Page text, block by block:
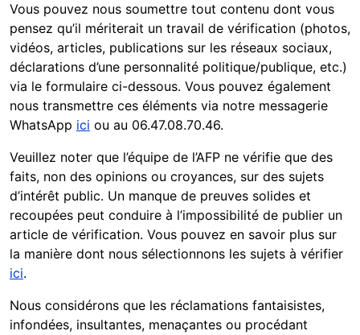
Vous pouvez nous soumettre tout contenu dont vous
pensez qu’il mériterait un travail de vérification (photos,
vidéos, articles, publications sur les réseaux sociaux,
déclarations d’une personnalité politique/publique, etc.)
via le formulaire ci-dessous. Vous pouvez également
nous transmettre ces éléments via notre messagerie
WhatsApp ici ou au 06.47.08.70.46.
Veuillez noter que l’équipe de l’AFP ne vérifie que des
faits, non des opinions ou croyances, sur des sujets
d’intérêt public. Un manque de preuves solides et
recoupées peut conduire à l’impossibilité de publier un
article de vérification. Vous pouvez en savoir plus sur
la manière dont nous sélectionnons les sujets à vérifier
ici.
Nous considérons que les réclamations fantaisistes,
infondées, insultantes, menaçantes ou procédant